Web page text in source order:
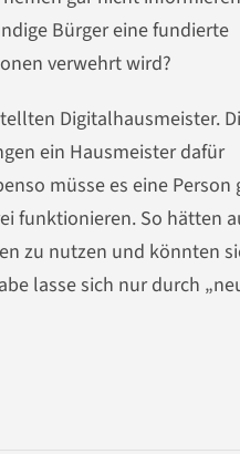
Bürger eine fundierte
verwehrt wird?
Digitalhausmeister.
ein Hausmeister dafür
müsse es eine Person
funktionieren. So hätten
zu nutzen und könnten
lasse sich nur durch